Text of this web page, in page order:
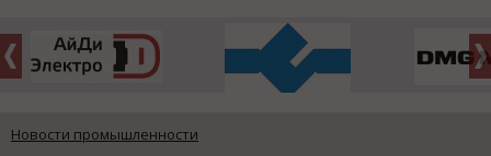
Новости промышленности